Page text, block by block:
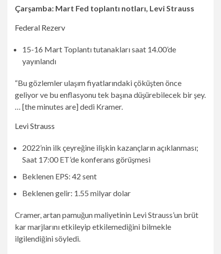
Çarşamba: Mart Fed toplantı notları, Levi Strauss
Federal Rezerv
15-16 Mart Toplantı tutanakları saat 14.00’de
yayınlandı
“Bu gözlemler ulaşım fiyatlarındaki çöküşten önce
geliyor ve bu enflasyonu tek başına düşürebilecek bir şey.
… [the minutes are] dedi Kramer.
Levi Strauss
2022’nin ilk çeyreğine ilişkin kazançların açıklanması;
Saat 17:00 ET’de konferans görüşmesi
Beklenen EPS: 42 sent
Beklenen gelir: 1.55 milyar dolar
Cramer, artan pamuğun maliyetinin Levi Strauss’un brüt
kar marjlarını etkileyip etkilemediğini bilmekle
ilgilendiğini söyledi.